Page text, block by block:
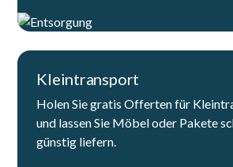
Kleintransport
Holen Sie gratis Offerten für
und lassen Sie Möbel oder Pakete
günstig liefern.